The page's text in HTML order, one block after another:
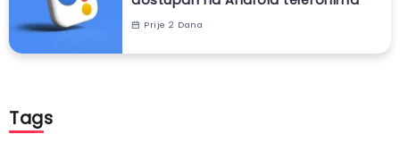
Prije 2 Dana
Tags